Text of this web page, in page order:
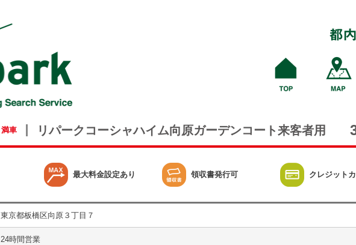
満車 リパークコーシャハイム向原ガーデンコート来客者用
最大料金設定あり 領収書発行可 クレジット
東京都板橋区向原３丁目７
24時間営業